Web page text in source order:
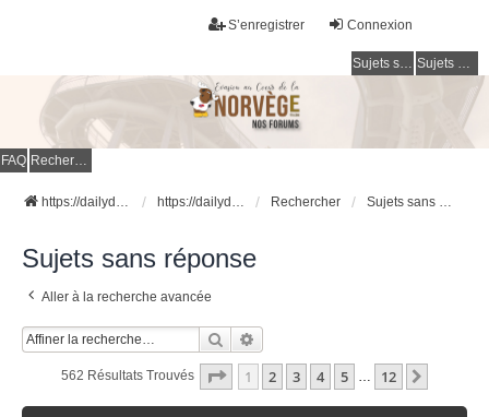
Connexion
S’enregistrer
Sujets sans réponse Sujets actifs
FAQ Rechercher
https://dailydigesthub.com https://dailydigesthub.com Rechercher Sujets sans réponse
Sujets sans réponse
Aller à la recherche avancée
Rechercher
562 Résultats Trouvés Page 1Sur
1 2 3 4 5 … 12